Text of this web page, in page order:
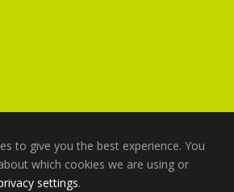
to give you the best experience. You
which cookies we are using or
settings.